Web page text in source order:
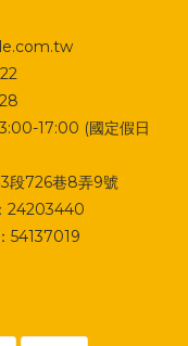
17:00 (國定假日
段726巷8弄9號
24203440
54137019